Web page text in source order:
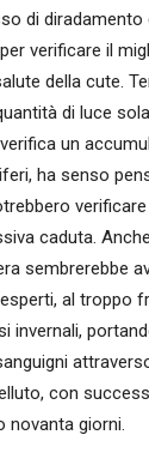
di diradamento
verificare il
della cute.
di luce
un
ha senso
caduta.
sembrerebbe
al troppo
invernali,
con
novanta giorni.